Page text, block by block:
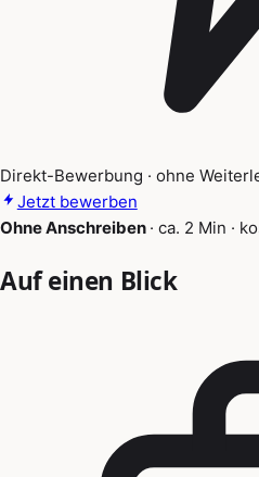
Direkt-Bewerbung · ohne
Jetzt bewerben
Ohne Anschreiben · ca. 2 Min ·
Auf einen Blick